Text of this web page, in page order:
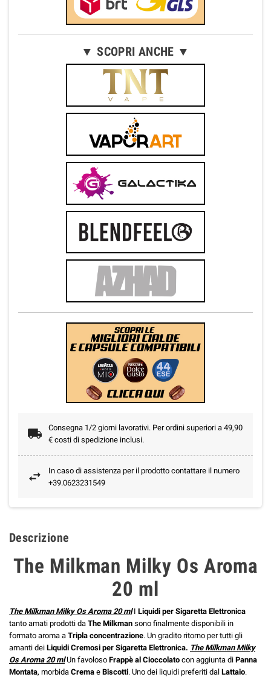
▼ SCOPRI ANCHE ▼
Consegna 1/2 giorni lavorativi. Per ordini superiori a 49,90
€ costi di spedizione inclusi.
In caso di assistenza per il prodotto contattare il numero
+39.0623231549
Descrizione
The Milkman Milky Os Aroma
20 ml
The Milkman Milky Os Aroma 20 mlI Liquidi per Sigaretta Elettronica
tanto amati prodotti da The Milkman sono finalmente disponibili in
formato aroma a Tripla concentrazione. Un gradito ritorno per tutti gli
amanti dei Liquidi Cremosi per Sigaretta Elettronica. The Milkman Milky
Os Aroma 20 ml Un favoloso Frappè al Cioccolato con aggiunta di Panna
Montata, morbida Crema e Biscotti. Uno dei liquidi preferiti dal Lattaio.